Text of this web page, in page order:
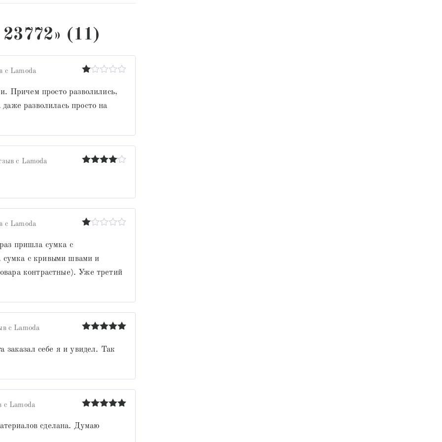
(11)
1
5
с Lamoda
Причем просто разволились,
разволилась просто на
с Lamoda
5
с Lamoda
пришла сумка с
сумка с кривыми швами и
контрастные). Уже третий
из 5
с Lamoda
заказал себе я и увидел. Так
из 5
с Lamoda
сделана. Думаю